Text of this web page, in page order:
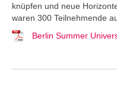
knüpfen und neue
waren 300 Teilnehmende
Berlin Summer